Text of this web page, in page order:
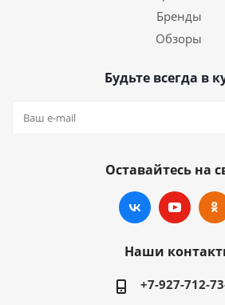
Бренды
Обзоры
Будьте всегда в
Оставайтесь на
Наши
+7-927-712-